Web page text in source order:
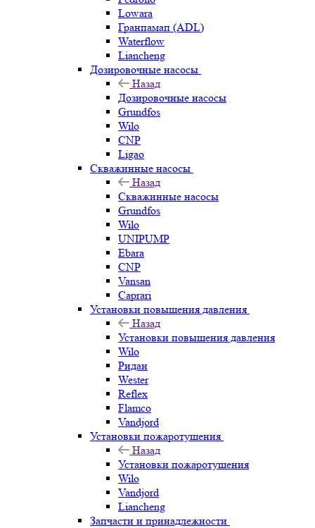
Lowara
Гранпамап (ADL)
Waterflow
Liancheng
Дозировочные насосы
Назад
Дозировочные насосы
Grundfos
Wilo
CNP
Ligao
Скважинные насосы
Назад
Скважинные насосы
Grundfos
Wilo
UNIPUMP
Ebara
CNP
Vansan
Caprari
Установки повышения давления
Назад
Установки повышения давления
Wilo
Ридан
Wester
Reflex
Flamco
Vandjord
Установки пожаротушения
Назад
Установки пожаротушения
Wilo
Vandjord
Liancheng
Запчасти и принадлежности